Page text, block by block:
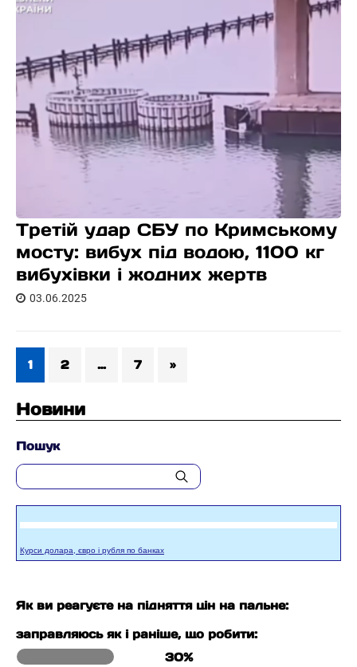
Третій удар СБУ по Кримському
мосту: вибух під водою, 1100 кг
вибухівки і жодних жертв
03.06.2025
1 2 … 7 »
Новини
Пошук
Курси долара, євро і рубля по банках
Як ви реагуєте на підняття цін на пальне:
заправляюсь як і раніше, що робити:
30%